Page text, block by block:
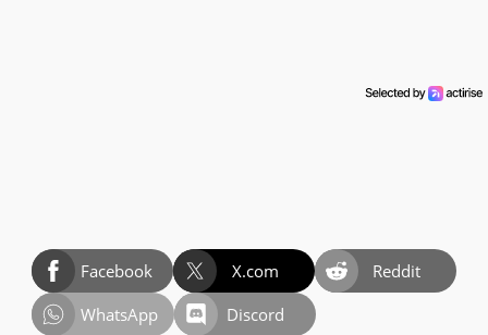
Facebook X.com
Reddit
WhatsApp
Discord